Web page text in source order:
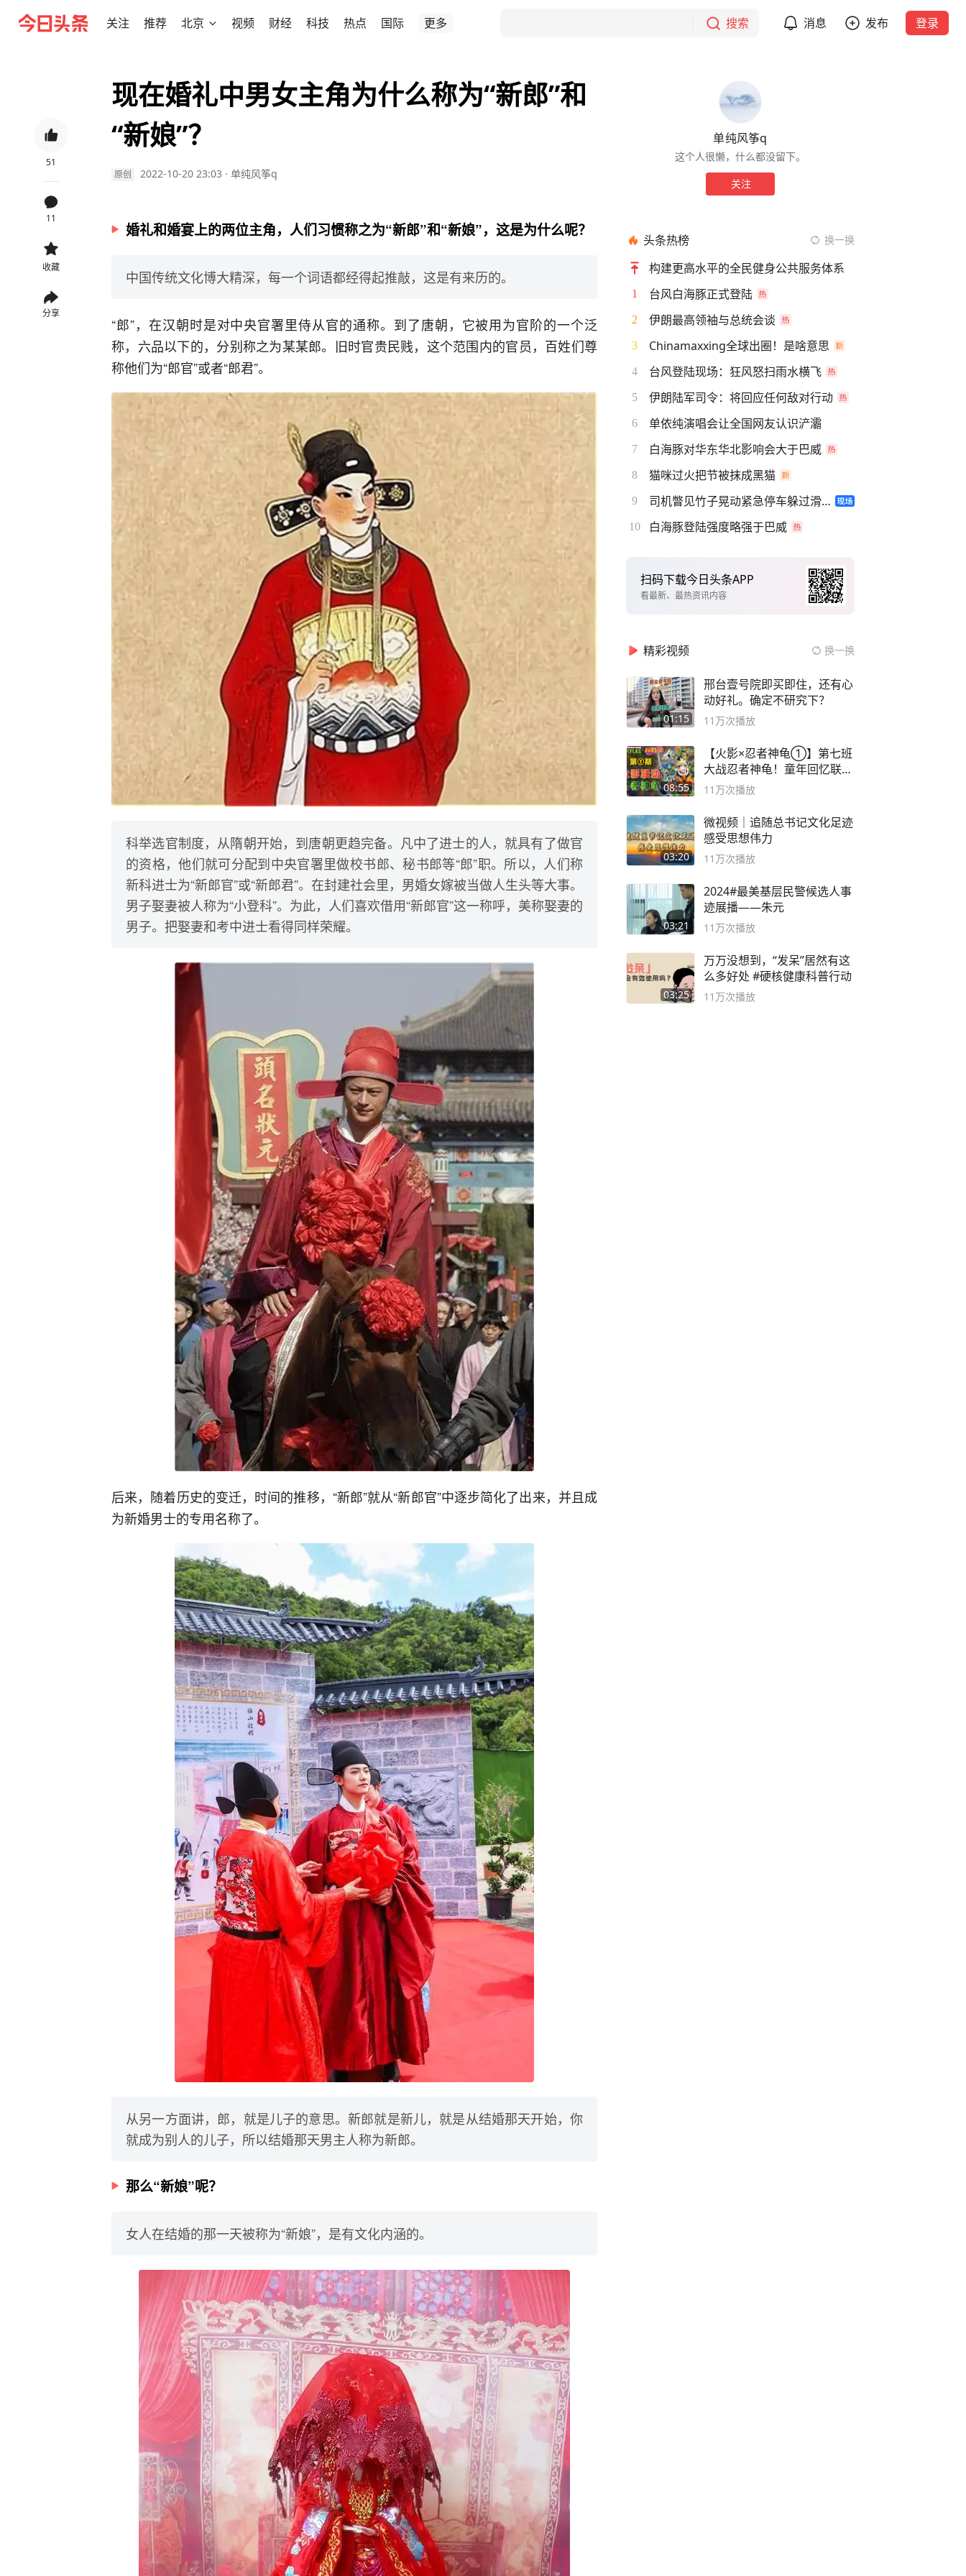
关注 推荐 北京 视频 财经 科技 热点 国际 更多 搜索 消息 发布 登录
51
11
收藏
分享
现在婚礼中男女主角为什么称为“新郎”和
“新娘”？
原创 2022-10-20 23:03 · 单纯风筝q
婚礼和婚宴上的两位主角，人们习惯称之为“新郎”和“新娘”，这是为什么呢？
中国传统文化博大精深，每一个词语都经得起推敲，这是有来历的。
“郎”，在汉朝时是对中央官署里侍从官的通称。到了唐朝，它被用为官阶的一个泛
称，六品以下的，分别称之为某某郎。旧时官贵民贱，这个范围内的官员，百姓们尊
称他们为“郎官”或者“郎君”。
科举选官制度，从隋朝开始，到唐朝更趋完备。凡中了进士的人，就具有了做官
的资格，他们就可分配到中央官署里做校书郎、秘书郎等“郎”职。所以，人们称
新科进士为“新郎官”或“新郎君”。在封建社会里，男婚女嫁被当做人生头等大事。
男子娶妻被人称为“小登科”。为此，人们喜欢借用“新郎官”这一称呼，美称娶妻的
男子。把娶妻和考中进士看得同样荣耀。
后来，随着历史的变迁，时间的推移，“新郎”就从“新郎官”中逐步简化了出来，并且成
为新婚男士的专用名称了。
从另一方面讲，郎，就是儿子的意思。新郎就是新儿，就是从结婚那天开始，你
就成为别人的儿子，所以结婚那天男主人称为新郎。
那么“新娘”呢？
女人在结婚的那一天被称为“新娘”，是有文化内涵的。
单纯风筝q
这个人很懒，什么都没留下。
关注
头条热榜 换一换
构建更高水平的全民健身公共服务体系
1 台风白海豚正式登陆
2 伊朗最高领袖与总统会谈
3 Chinamaxxing全球出圈！是啥意思
4 台风登陆现场：狂风怒扫雨水横飞
5 伊朗陆军司令：将回应任何敌对行动
6 单依纯演唱会让全国网友认识浐灞
7 白海豚对华东华北影响会大于巴威
8 猫咪过火把节被抹成黑猫
9 司机瞥见竹子晃动紧急停车躲过滑坡
10 白海豚登陆强度略强于巴威
扫码下载今日头条APP
看最新、最热资讯内容
精彩视频 换一换
01:15
邢台壹号院即买即住，还有心
动好礼。确定不研究下？
11万次播放
08:55
【火影×忍者神龟①】第七班
大战忍者神龟！童年回忆联动
论武？
11万次播放
03:20
微视频｜追随总书记文化足迹
感受思想伟力
11万次播放
03:21
2024#最美基层民警候选人事
迹展播——朱元
11万次播放
03:25
万万没想到，“发呆”居然有这
么多好处 #硬核健康科普行动
11万次播放